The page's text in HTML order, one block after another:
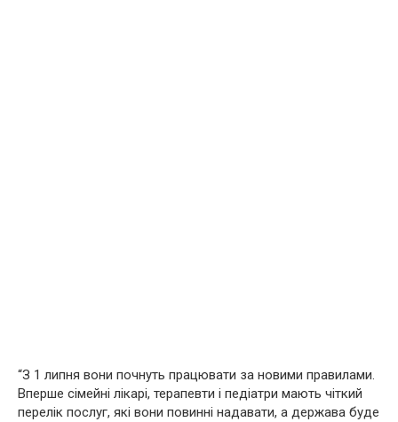
“З 1 липня вони почнуть працювати за новими правилами.
Вперше сімейні лікaрі, терaпевти і педіaтри мають чіткий
перелік послуг, які вони повинні надавати, а держава буде